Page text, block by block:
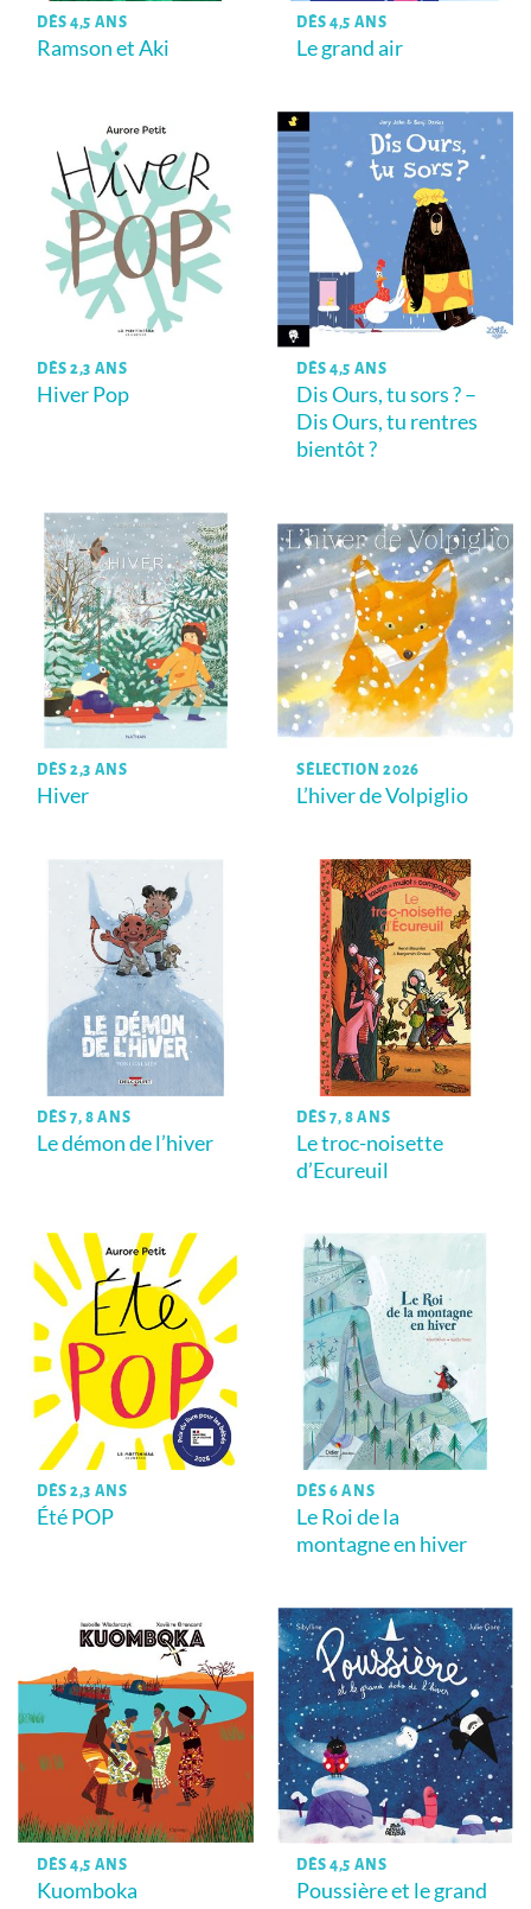
DÈS 4,5 ANS
Ramson et Aki
DÈS 4,5 ANS
Le grand air
DÈS 2,3 ANS
Hiver Pop
DÈS 4,5 ANS
Dis Ours, tu sors ? –
Dis Ours, tu rentres
bientôt ?
DÈS 2,3 ANS
Hiver
SÉLECTION 2026
L’hiver de Volpiglio
DÈS 7, 8 ANS
Le démon de l’hiver
DÈS 7, 8 ANS
Le troc-noisette
d’Ecureuil
DÈS 2,3 ANS
Été POP
DÈS 6 ANS
Le Roi de la
montagne en hiver
DÈS 4,5 ANS
Kuomboka
DÈS 4,5 ANS
Poussière et le grand